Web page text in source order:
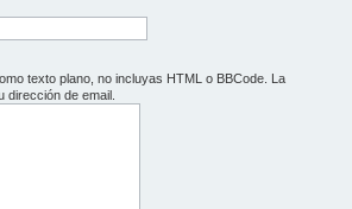
texto plano, no incluyas HTML o BBCode. La
dirección de email.